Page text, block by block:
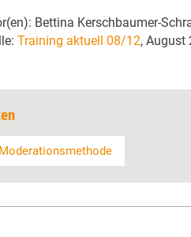
Bettina Kerschbaumer-
Training aktuell 08/12, August
Moderationsmethode